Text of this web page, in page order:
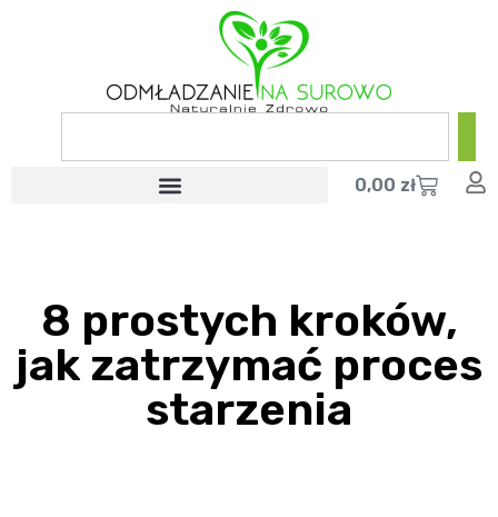
0,00 zł
8 prostych kroków,
jak zatrzymać proces
starzenia